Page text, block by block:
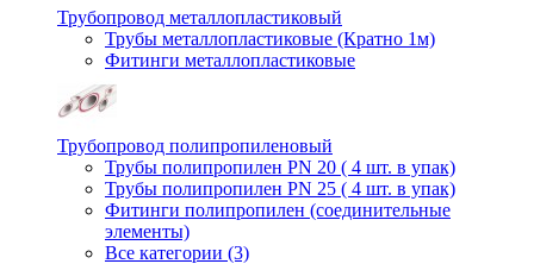
Трубопровод металлопластиковый
Трубы металлопластиковые (Кратно 1м)
Фитинги металлопластиковые
Трубопровод полипропиленовый
Трубы полипропилен PN 20 ( 4 шт. в упак)
Трубы полипропилен PN 25 ( 4 шт. в упак)
Фитинги полипропилен (cоединительные
элементы)
Все категории (3)